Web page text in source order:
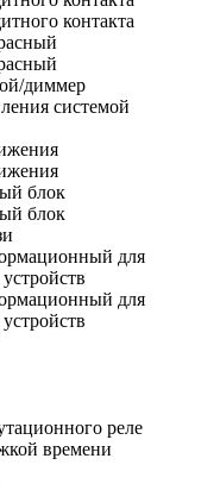
контакта
диммер
системой
блок
блок
для
для
реле
времени